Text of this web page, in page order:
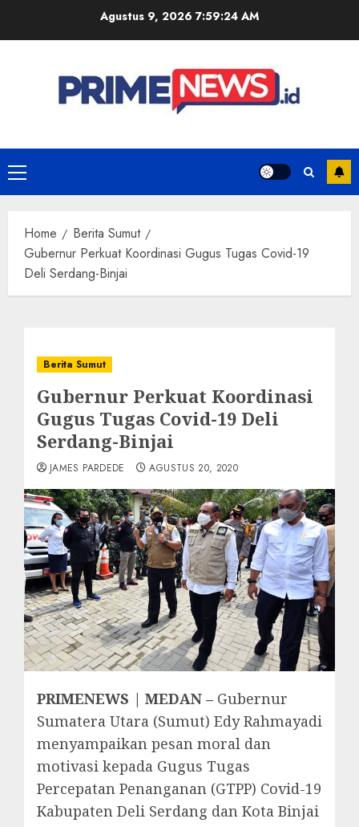
Agustus 9, 2026 7:59:24 AM
Primary
Menu
Home
Berita Sumut
Gubernur Perkuat Koordinasi Gugus Tugas Covid-19
Deli Serdang-Binjai
Berita Sumut
Gubernur Perkuat Koordinasi
Gugus Tugas Covid-19 Deli
Serdang-Binjai
JAMES PARDEDE AGUSTUS 20, 2020
PRIMENEWS | MEDAN – Gubernur
Sumatera Utara (Sumut) Edy Rahmayadi
menyampaikan pesan moral dan
motivasi kepada Gugus Tugas
Percepatan Penanganan (GTPP) Covid-19
Kabupaten Deli Serdang dan Kota Binjai